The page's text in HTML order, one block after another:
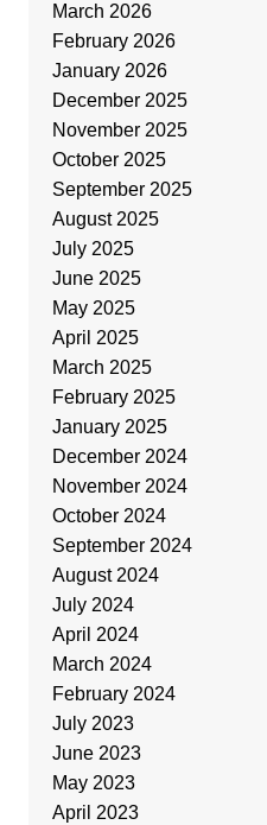
March 2026
February 2026
January 2026
December 2025
November 2025
October 2025
September 2025
August 2025
July 2025
June 2025
May 2025
April 2025
March 2025
February 2025
January 2025
December 2024
November 2024
October 2024
September 2024
August 2024
July 2024
April 2024
March 2024
February 2024
July 2023
June 2023
May 2023
April 2023